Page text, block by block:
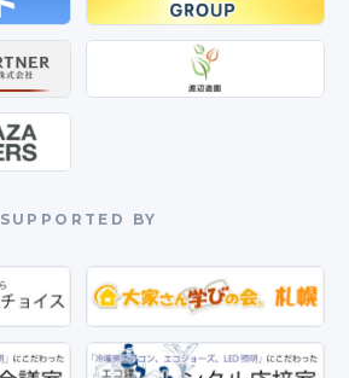
SUPPORTED BY